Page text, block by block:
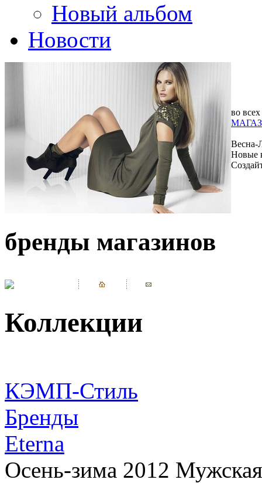
Новый альбом
Новости
во всех
Весна-
Новые
бренды магазинов
Коллекции
КЭМП-Стиль
Бренды
Eterna
Осень-зима 2012